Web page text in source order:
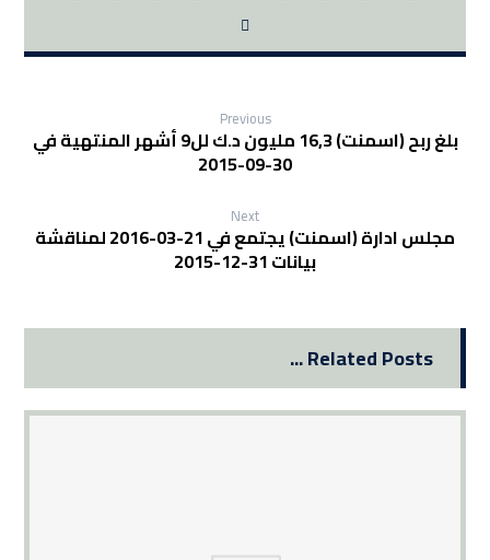
Previous
بلغ ربح (اسمنت) 16,3 مليون د.ك لل9 أشهر المنتهية في
30-09-2015
Next
مجلس ادارة (اسمنت) يجتمع في 21-03-2016 لمناقشة
بيانات 31-12-2015
Related Posts ...